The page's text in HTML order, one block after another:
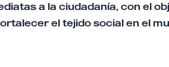
a la ciudadanía, con el
el tejido social en el